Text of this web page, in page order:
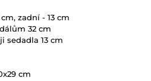
zadní - 13 cm
32 cm
sedadla 13 cm
cm